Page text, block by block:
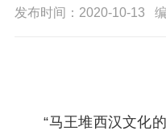
发布时间：2020-10-13
“马王堆西汉文化的